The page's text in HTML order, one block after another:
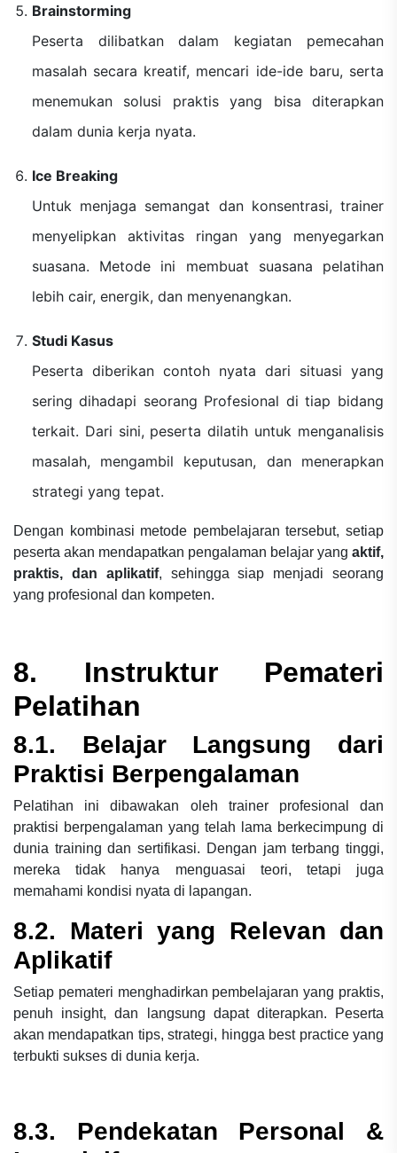
Brainstorming
Peserta dilibatkan dalam kegiatan pemecahan
masalah secara kreatif, mencari ide-ide baru, serta
menemukan solusi praktis yang bisa diterapkan
dalam dunia kerja nyata.
Ice Breaking
Untuk menjaga semangat dan konsentrasi, trainer
menyelipkan aktivitas ringan yang menyegarkan
suasana. Metode ini membuat suasana pelatihan
lebih cair, energik, dan menyenangkan.
Studi Kasus
Peserta diberikan contoh nyata dari situasi yang
sering dihadapi seorang Profesional di tiap bidang
terkait. Dari sini, peserta dilatih untuk menganalisis
masalah, mengambil keputusan, dan menerapkan
strategi yang tepat.
Dengan kombinasi metode pembelajaran tersebut, setiap
peserta akan mendapatkan pengalaman belajar yang aktif,
praktis, dan aplikatif, sehingga siap menjadi seorang
yang profesional dan kompeten.
8. Instruktur Pemateri
Pelatihan
8.1. Belajar Langsung dari
Praktisi Berpengalaman
Pelatihan ini dibawakan oleh trainer profesional dan
praktisi berpengalaman yang telah lama berkecimpung di
dunia training dan sertifikasi. Dengan jam terbang tinggi,
mereka tidak hanya menguasai teori, tetapi juga
memahami kondisi nyata di lapangan.
8.2. Materi yang Relevan dan
Aplikatif
Setiap pemateri menghadirkan pembelajaran yang praktis,
penuh insight, dan langsung dapat diterapkan. Peserta
akan mendapatkan tips, strategi, hingga best practice yang
terbukti sukses di dunia kerja.
8.3. Pendekatan Personal &